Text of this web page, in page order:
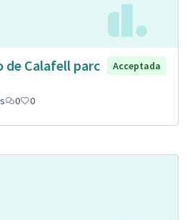
de Calafell parc
Acceptada
0 0